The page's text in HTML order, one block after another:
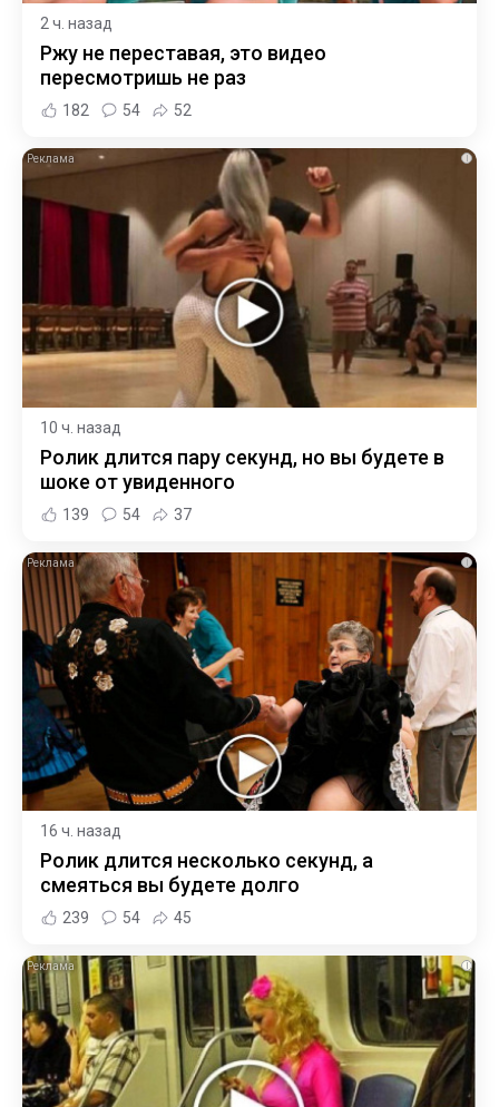
2 ч. назад
Ржу не переставая, это видео
пересмотришь не раз
182 54 52
i
10 ч. назад
Ролик длится пару секунд, но вы будете в
шоке от увиденного
139 54 37
i
16 ч. назад
Ролик длится несколько секунд, а
смеяться вы будете долго
239 54 45
i